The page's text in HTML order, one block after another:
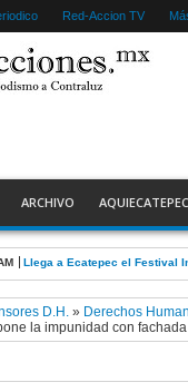
Red-Accion TV
ARCHIVO AQUIECATEPEC
Llega a Ecatepec el Festival
D.H.» Derechos
la impunidad con